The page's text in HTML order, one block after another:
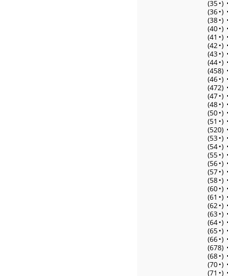
(35•)
(36•)
(38•)
(40•)
(41 •)
(42•)
(43•)
(44•)
(458)
(46•)
(472)
(47•)
(48•)
(50•)
(51 •)
(520)
(53•)
(54•)
(55•)
(56•)
(57•)
(58•)
(60•)
(61 •)
(62•)
(63•)
(64•)
(65•)
(66•)
(678)
(68•)
(70•)
(71 •)